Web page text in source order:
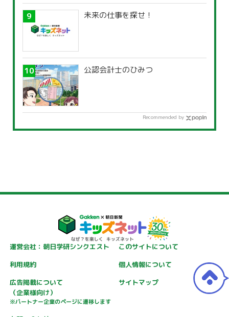
未来の仕事を探せ！
公認会計士のひみつ
Recommended by
運営会社：朝日学研シンクエスト
このサイトについて
利用規約
個人情報について
広告掲載について
（企業様向け）
※パートナー企業のページに遷移します
サイトマップ